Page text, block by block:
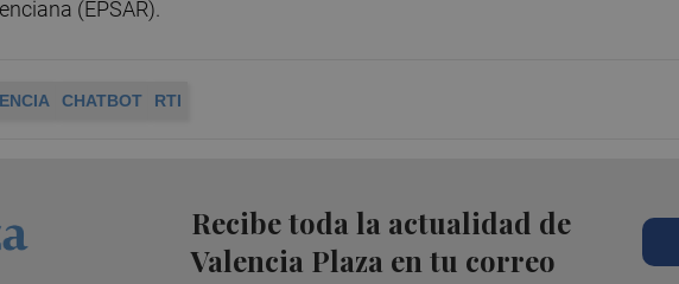
(EPSAR).
CHATBOT RTI
Recibe toda la actualidad de
Valencia Plaza en tu correo